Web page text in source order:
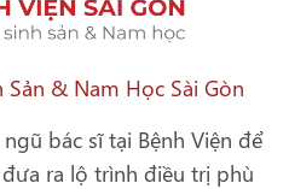
Sản & Nam Học Sài Gòn
bác sĩ tại Bệnh Viện để
ra lộ trình điều trị phù